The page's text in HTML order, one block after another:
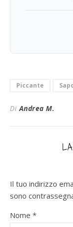
Piccante
DiAndrea M.
Il tuo indirizzo
sono
Nome *